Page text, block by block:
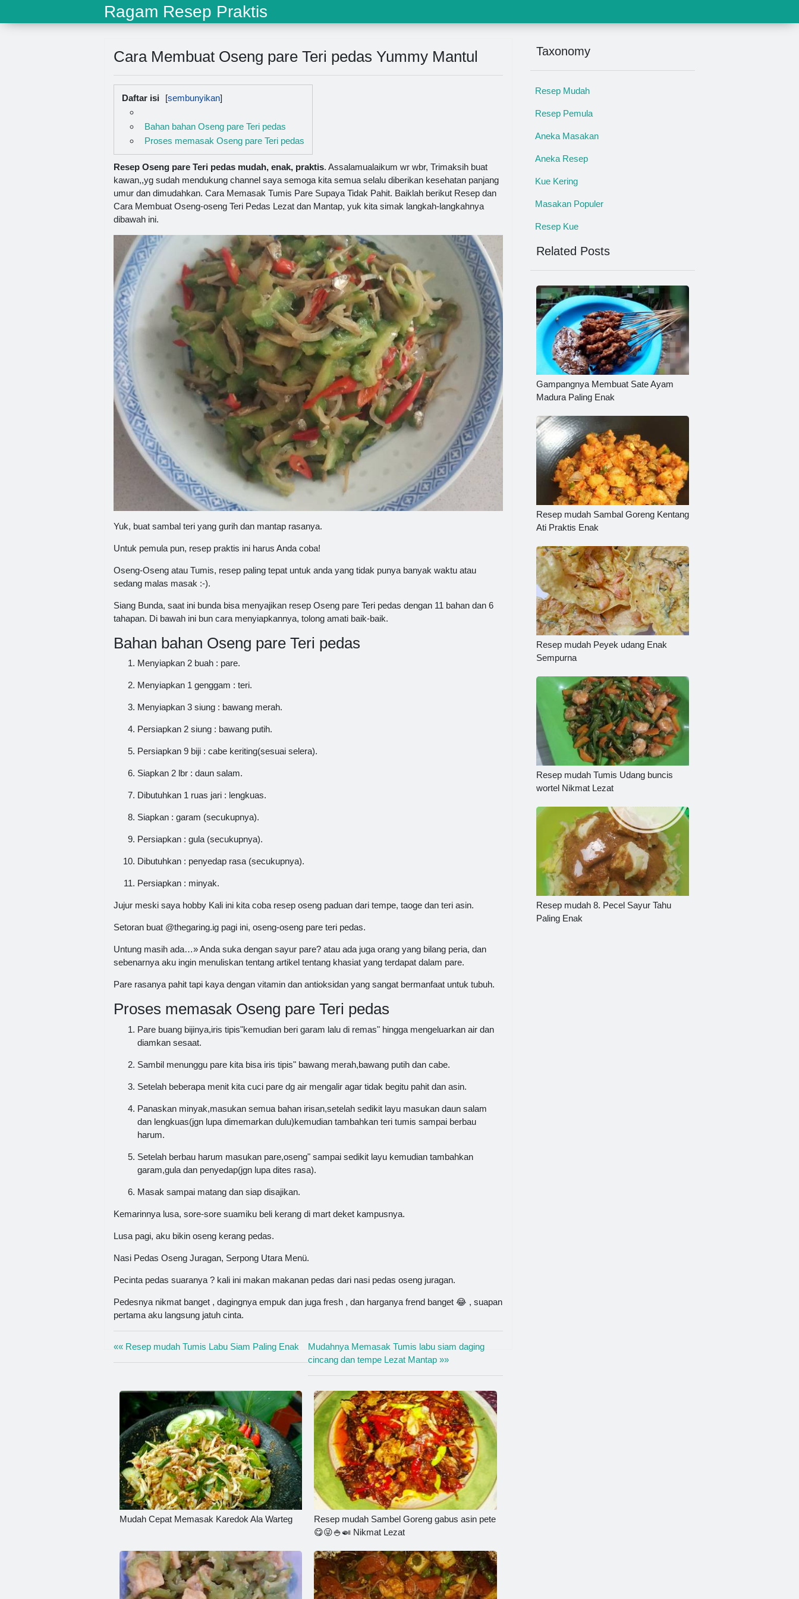
Ragam Resep Praktis
Cara Membuat Oseng pare Teri pedas Yummy Mantul
Daftar isi
Bahan bahan Oseng pare Teri pedas
Proses memasak Oseng pare Teri pedas
Resep Oseng pare Teri pedas mudah, enak, praktis. Assalamualaikum wr wbr, Trimaksih buat
kawan,,yg sudah mendukung channel saya semoga kita semua selalu diberikan kesehatan panjang
umur dan dimudahkan. Cara Memasak Tumis Pare Supaya Tidak Pahit. Baiklah berikut Resep dan
Cara Membuat Oseng-oseng Teri Pedas Lezat dan Mantap, yuk kita simak langkah-langkahnya
dibawah ini.
Yuk, buat sambal teri yang gurih dan mantap rasanya.
Untuk pemula pun, resep praktis ini harus Anda coba!
Oseng-Oseng atau Tumis, resep paling tepat untuk anda yang tidak punya banyak waktu atau
sedang malas masak :-).
Siang Bunda, saat ini bunda bisa menyajikan resep Oseng pare Teri pedas dengan 11 bahan dan 6
tahapan. Di bawah ini bun cara menyiapkannya, tolong amati baik-baik.
Bahan bahan Oseng pare Teri pedas
Menyiapkan 2 buah : pare.
Menyiapkan 1 genggam : teri.
Menyiapkan 3 siung : bawang merah.
Persiapkan 2 siung : bawang putih.
Persiapkan 9 biji : cabe keriting(sesuai selera).
Siapkan 2 lbr : daun salam.
Dibutuhkan 1 ruas jari : lengkuas.
Siapkan : garam (secukupnya).
Persiapkan : gula (secukupnya).
Dibutuhkan : penyedap rasa (secukupnya).
Persiapkan : minyak.
Jujur meski saya hobby Kali ini kita coba resep oseng paduan dari tempe, taoge dan teri asin.
Setoran buat @thegaring.ig pagi ini, oseng-oseng pare teri pedas.
Untung masih ada…» Anda suka dengan sayur pare? atau ada juga orang yang bilang peria, dan
sebenarnya aku ingin menuliskan tentang artikel tentang khasiat yang terdapat dalam pare.
Pare rasanya pahit tapi kaya dengan vitamin dan antioksidan yang sangat bermanfaat untuk tubuh.
Proses memasak Oseng pare Teri pedas
Pare buang bijinya,iris tipis"kemudian beri garam lalu di remas" hingga mengeluarkan air dan
diamkan sesaat.
Sambil menunggu pare kita bisa iris tipis" bawang merah,bawang putih dan cabe.
Setelah beberapa menit kita cuci pare dg air mengalir agar tidak begitu pahit dan asin.
Panaskan minyak,masukan semua bahan irisan,setelah sedikit layu masukan daun salam
dan lengkuas(jgn lupa dimemarkan dulu)kemudian tambahkan teri tumis sampai berbau
harum.
Setelah berbau harum masukan pare,oseng" sampai sedikit layu kemudian tambahkan
garam,gula dan penyedap(jgn lupa dites rasa).
Masak sampai matang dan siap disajikan.
Kemarinnya lusa, sore-sore suamiku beli kerang di mart deket kampusnya.
Lusa pagi, aku bikin oseng kerang pedas.
Nasi Pedas Oseng Juragan, Serpong Utara Menü.
Pecinta pedas suaranya ? kali ini makan makanan pedas dari nasi pedas oseng juragan.
Pedesnya nikmat banget , dagingnya empuk dan juga fresh , dan harganya frend banget 😂 , suapan
pertama aku langsung jatuh cinta.
«« Resep mudah Tumis Labu Siam Paling Enak
Mudahnya Memasak Tumis labu siam daging
cincang dan tempe Lezat Mantap »»
Mudah Cepat Memasak Karedok Ala Warteg
Resep mudah Sambel Goreng gabus asin pete
😋😜🍚🍛 Nikmat Lezat
Taxonomy
Resep Mudah
Resep Pemula
Aneka Masakan
Aneka Resep
Kue Kering
Masakan Populer
Resep Kue
Related Posts
Gampangnya Membuat Sate Ayam
Madura Paling Enak
Resep mudah Sambal Goreng Kentang
Ati Praktis Enak
Resep mudah Peyek udang Enak
Sempurna
Resep mudah Tumis Udang buncis
wortel Nikmat Lezat
Resep mudah 8. Pecel Sayur Tahu
Paling Enak